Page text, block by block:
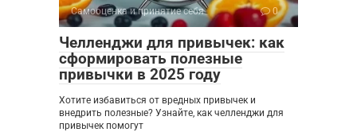
Самооценка и принятие себя 0
Челленджи для привычек: как
сформировать полезные
привычки в 2025 году
Хотите избавиться от вредных привычек и
внедрить полезные? Узнайте, как челленджи для
привычек помогут